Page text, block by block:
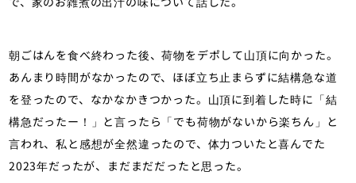
朝ごはんを食べ終わった後、荷物をデポして山頂に向かった。
あんまり時間がなかったので、ほぼ立ち止まらずに結構急な道
を登ったので、なかなかきつかった。山頂に到着した時に「結
構急だったー！」と言ったら「でも荷物がないから楽ちん」と
言われ、私と感想が全然違ったので、体力ついたと喜んでた
2023年だったが、まだまだだったと思った。